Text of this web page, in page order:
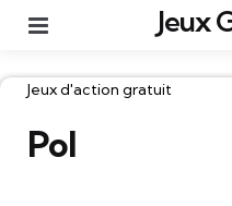
Jeux
Catégories
Jeux d'action gratuit
Pol